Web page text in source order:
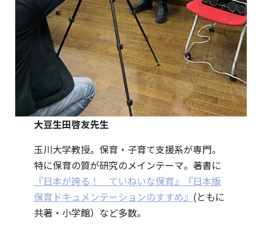
大豆生田啓友先生
玉川大学教授。保育・子育て支援系が専門。
特に保育の質が研究のメインテーマ。著書に
『日本が誇る！ ていねいな保育』
『日本版
保育ドキュメンテーションのすすめ』 (ともに
共著・小学館）など多数。